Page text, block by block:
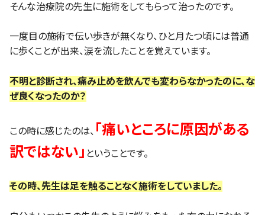
そんな治療院の先生に施術をしてもらって治ったのです。
一度目の施術で伝い歩きが無くなり、ひと月たつ頃には普通
に歩くことが出来、涙を流したことを覚えています。
不明と診断され、痛み止めを飲んでも変わらなかったのに、な
ぜ良くなったのか？
この時に感じたのは、 「痛いところに原因がある
訳ではない」 ということです。
その時、先生は足を触ることなく施術をしていました。